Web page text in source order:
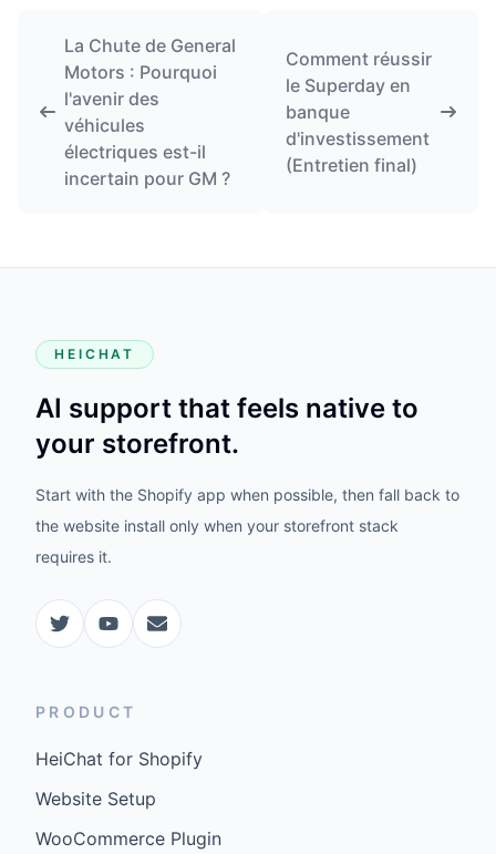
La Chute de General
Motors : Pourquoi
l'avenir des
véhicules
électriques est-il
incertain pour GM ?
Comment réussir
le Superday en
banque
d'investissement
(Entretien final)
HEICHAT
AI support that feels native to
your storefront.
Start with the Shopify app when possible, then fall back to
the website install only when your storefront stack
requires it.
PRODUCT
HeiChat for Shopify
Website Setup
WooCommerce Plugin